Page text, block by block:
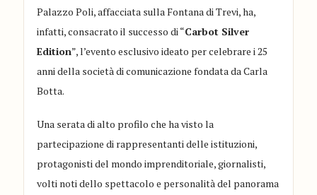
Palazzo Poli, affacciata sulla Fontana di Trevi, ha,
infatti, consacrato il successo di “Carbot Silver
Edition”, l’evento esclusivo ideato per celebrare i 25
anni della società di comunicazione fondata da Carla
Botta.
Una serata di alto profilo che ha visto la
partecipazione di rappresentanti delle istituzioni,
protagonisti del mondo imprenditoriale, giornalisti,
volti noti dello spettacolo e personalità del panorama